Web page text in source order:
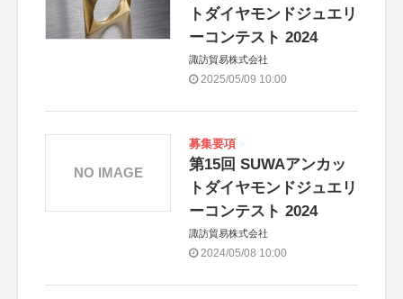
トダイヤモンドジュエリ
ーコンテスト 2024
諏訪貿易株式会社
2025/05/09 10:00
募集要項
第15回 SUWAアンカッ
トダイヤモンドジュエリ
ーコンテスト 2024
諏訪貿易株式会社
2024/05/08 10:00
NO IMAGE